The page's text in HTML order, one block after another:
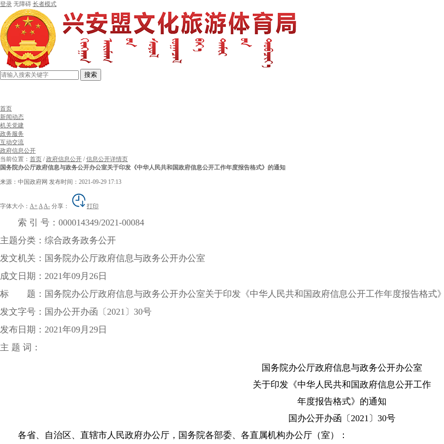
登录 无障碍 长者模式
搜索
首页
新闻动态
机关党建
政务服务
互动交流
政府信息公开
当前位置： 首页 /政府信息公开 /信息公开详情页
国务院办公厅政府信息与政务公开办公室关于印发《中华人民共和国政府信息公开工作年度报告格式》的通知
来源：中国政府网 发布时间：2021-09-29 17:13
字体大小： A+ AA- 分享： 打印
索 引 号：000014349/2021-00084
主题分类：综合政务政务公开
发文机关：国务院办公厅政府信息与政务公开办公室
成文日期：2021年09月26日
标 题：国务院办公厅政府信息与政务公开办公室关于印发《中华人民共和国政府信息公开工作年度报告格式
发文字号：国办公开办函〔2021〕30号
发布日期：2021年09月29日
主 题 词：
国务院办公厅政府信息与政务公开办公室
关于印发《中华人民共和国政府信息公开工作
年度报告格式》的通知
国办公开办函〔2021〕30号
各省、自治区、直辖市人民政府办公厅，国务院各部委、各直属机构办公厅（室）：